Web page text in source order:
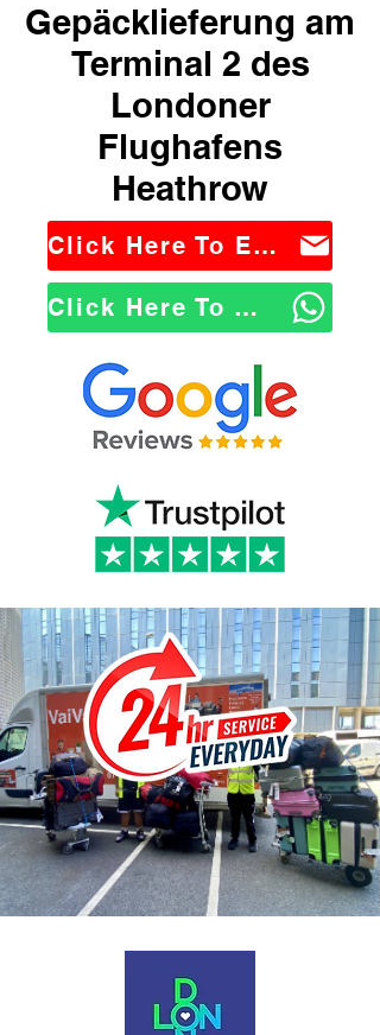
Gepäcklieferung am
Terminal 2 des
Londoner
Flughafens
Heathrow
Click Here To Email Us
Click Here To WhatsApp Us